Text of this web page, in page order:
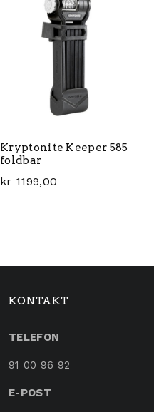
Kryptonite Keeper 585
foldbar
kr 1199,00
KONTAKT
TELEFON
91 00 96 92
E-POST